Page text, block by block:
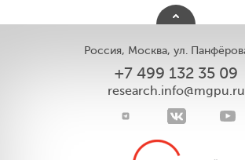
Россия, Москва, ул.
+7 499 132 35 09
research.info@mgpu.ru